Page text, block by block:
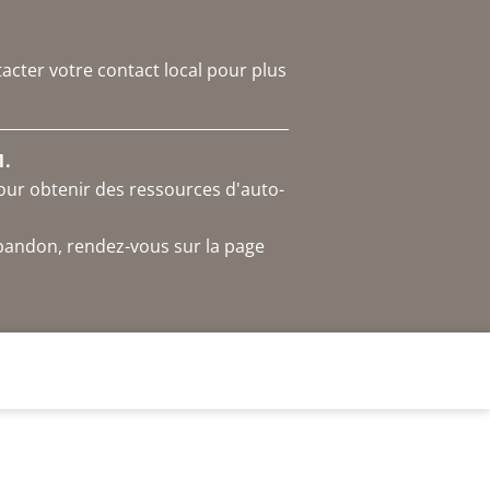
votre contact local pour plus
obtenir des ressources d'auto-
rendez-vous sur la page